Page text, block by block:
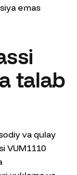
emas
talab
va qulay
VUM1110